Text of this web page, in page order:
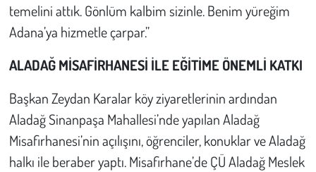
temelini attık. Gönlüm kalbim sizinle. Benim yüreğim
Adana’ya hizmetle çarpar.”
ALADAĞ MİSAFİRHANESİ İLE EĞİTİME ÖNEMLİ KATKI
Başkan Zeydan Karalar köy ziyaretlerinin ardından
Aladağ Sinanpaşa Mahallesi’nde yapılan Aladağ
Misafirhanesi’nin açılışını, öğrenciler, konuklar ve Aladağ
halkı ile beraber yaptı. Misafirhane’de ÇÜ Aladağ Meslek